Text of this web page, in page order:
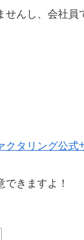
せんし、会社
クタリング公式
きますよ！